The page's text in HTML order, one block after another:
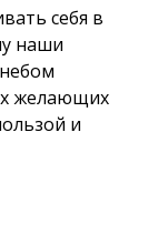
себя в
наши
желающих
и